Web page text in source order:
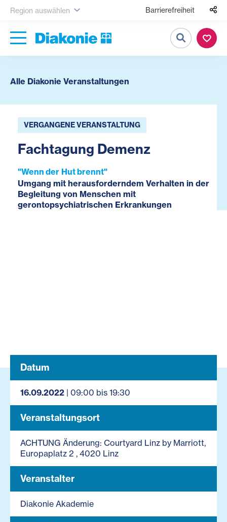
Region auswählen Barrierefreiheit
Suche
Alle Diakonie Veranstaltungen
VERGANGENE VERANSTALTUNG
Fachtagung Demenz
"Wenn der Hut brennt"
Umgang mit herausforderndem Verhalten in der
Begleitung von Menschen mit
gerontopsychiatrischen Erkrankungen
Datum
16.09.2022 | 09:00 bis 19:30
Veranstaltungsort
ACHTUNG Änderung: Courtyard Linz by Marriott,
Europaplatz 2 , 4020 Linz
Veranstalter
Diakonie Akademie